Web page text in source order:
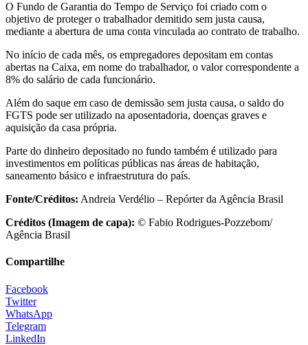
O Fundo de Garantia do Tempo de Serviço foi criado com o
objetivo de proteger o trabalhador demitido sem justa causa,
mediante a abertura de uma conta vinculada ao contrato de trabalho.
No início de cada mês, os empregadores depositam em contas
abertas na Caixa, em nome do trabalhador, o valor correspondente a
8% do salário de cada funcionário.
Além do saque em caso de demissão sem justa causa, o saldo do
FGTS pode ser utilizado na aposentadoria, doenças graves e
aquisição da casa própria.
Parte do dinheiro depositado no fundo também é utilizado para
investimentos em políticas públicas nas áreas de habitação,
saneamento básico e infraestrutura do país.
Fonte/Créditos: Andreia Verdélio – Repórter da Agência Brasil
Créditos (Imagem de capa): © Fabio Rodrigues-Pozzebom/
Agência Brasil
Compartilhe
Facebook
Twitter
WhatsApp
Telegram
LinkedIn